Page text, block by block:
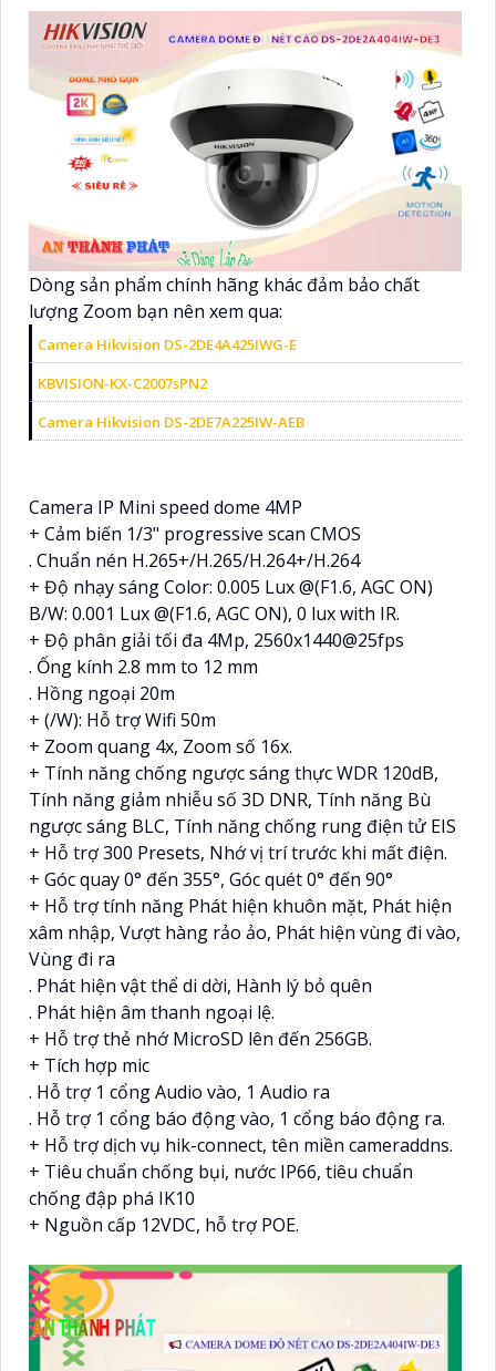
Dòng sản phẩm chính hãng khác đảm bảo chất
lượng Zoom bạn nên xem qua:
Camera Hikvision DS-2DE4A425IWG-E
KBVISION-KX-C2007sPN2
Camera Hikvision DS-2DE7A225IW-AEB
Camera IP Mini speed dome 4MP
+ Cảm biến 1/3" progressive scan CMOS
. Chuẩn nén H.265+/H.265/H.264+/H.264
+ Độ nhạy sáng Color: 0.005 Lux @(F1.6, AGC ON)
B/W: 0.001 Lux @(F1.6, AGC ON), 0 lux with IR.
+ Độ phân giải tối đa 4Mp, 2560x1440@25fps
. Ống kính 2.8 mm to 12 mm
. Hồng ngoại 20m
+ (/W): Hỗ trợ Wifi 50m
+ Zoom quang 4x, Zoom số 16x.
+ Tính năng chống ngược sáng thực WDR 120dB,
Tính năng giảm nhiễu số 3D DNR, Tính năng Bù
ngược sáng BLC, Tính năng chống rung điện tử EIS
+ Hỗ trợ 300 Presets, Nhớ vị trí trước khi mất điện.
+ Góc quay 0° đến 355°, Góc quét 0° đến 90°
+ Hỗ trợ tính năng Phát hiện khuôn mặt, Phát hiện
xâm nhập, Vượt hàng rảo ảo, Phát hiện vùng đi vào,
Vùng đi ra
. Phát hiện vật thể di dời, Hành lý bỏ quên
. Phát hiện âm thanh ngoại lệ.
+ Hỗ trợ thẻ nhớ MicroSD lên đến 256GB.
+ Tích hợp mic
. Hỗ trợ 1 cổng Audio vào, 1 Audio ra
. Hỗ trợ 1 cổng báo động vào, 1 cổng báo động ra.
+ Hỗ trợ dịch vụ hik-connect, tên miền cameraddns.
+ Tiêu chuẩn chống bụi, nước IP66, tiêu chuẩn
chống đập phá IK10
+ Nguồn cấp 12VDC, hỗ trợ POE.